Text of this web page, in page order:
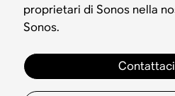
proprietari di Sonos nella
Sonos.
Contattaci